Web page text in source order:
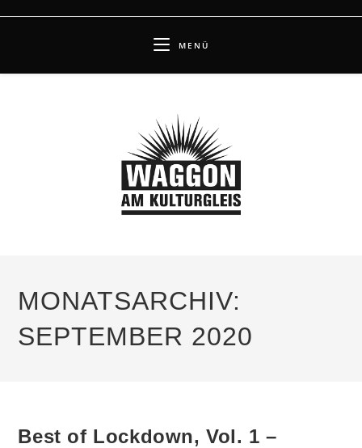
MENÜ
MONATSARCHIV:
SEPTEMBER 2020
Best of Lockdown, Vol. 1 –